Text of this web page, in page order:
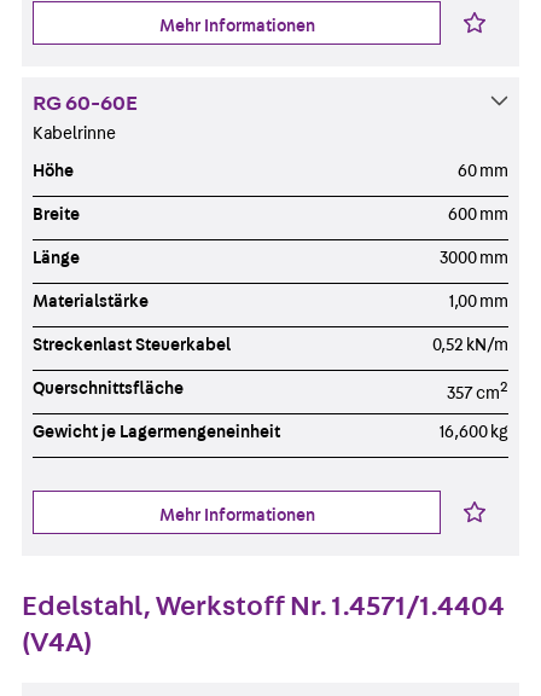
Mehr Informationen
RG 60-60E
Kabelrinne
Höhe 60 mm
Breite 600 mm
Länge 3000 mm
Materialstärke 1,00 mm
Streckenlast Steuerkabel 0,52 kN/m
Querschnittsfläche 357 cm2
Gewicht je Lagermengeneinheit 16,600 kg
Mehr Informationen
Edelstahl, Werkstoff Nr. 1.4571/1.4404
(V4A)